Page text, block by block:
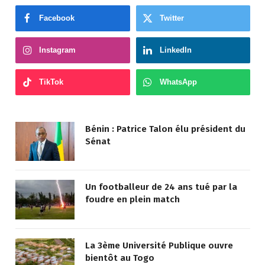
Facebook Twitter
Instagram LinkedIn
TikTok WhatsApp
Bénin : Patrice Talon élu président du
Sénat
Un footballeur de 24 ans tué par la
foudre en plein match
La 3ème Université Publique ouvre
bientôt au Togo